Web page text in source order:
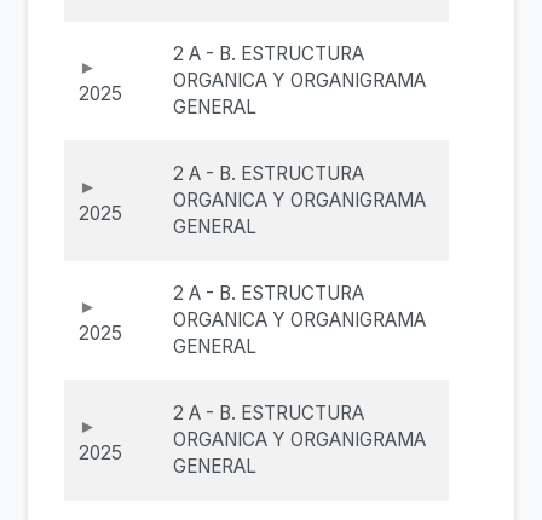
2025
2 A - B. ESTRUCTURA
ORGANICA Y ORGANIGRAMA
GENERAL
2025
2 A - B. ESTRUCTURA
ORGANICA Y ORGANIGRAMA
GENERAL
2025
2 A - B. ESTRUCTURA
ORGANICA Y ORGANIGRAMA
GENERAL
2025
2 A - B. ESTRUCTURA
ORGANICA Y ORGANIGRAMA
GENERAL